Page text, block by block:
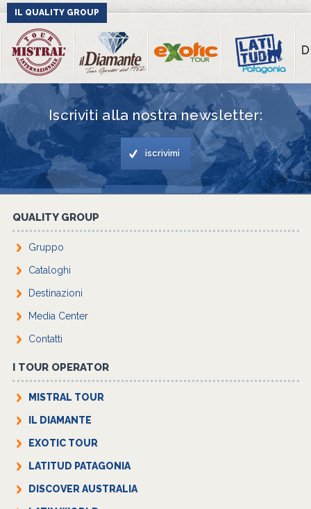
IL QUALITY GROUP
Iscriviti alla nostra newsletter:
iscrivimi
QUALITY GROUP
Gruppo
Cataloghi
Destinazioni
Media Center
Contatti
I TOUR OPERATOR
MISTRAL TOUR
IL DIAMANTE
EXOTIC TOUR
LATITUD PATAGONIA
DISCOVER AUSTRALIA